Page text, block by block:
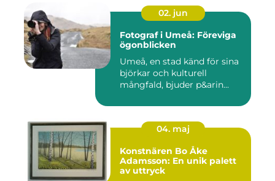
02. jun
Fotograf i Umeå: Föreviga
ögonblicken
Umeå, en stad känd för sina
björkar och kulturell
mångfald, bjuder p&arin...
04. maj
Konstnären Bo Åke
Adamsson: En unik palett
av uttryck